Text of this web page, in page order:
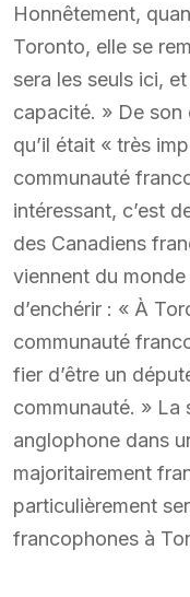
Honnêtement,
Toronto, elle se
sera les seuls ici,
capacité. » De son
qu’il était « très
communauté
intéressant, c’est
des Canadiens
viennent du
d’enchérir : « À
communauté
fier d’être un
communauté. » La
anglophone dans
majoritairement
particulièrement
francophones à